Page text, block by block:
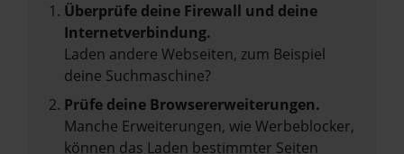
Überprüfe deine Firewall und deine
Internetverbindung.
Laden andere Webseiten, zum Beispiel
deine Suchmaschine?
Prüfe deine Browsererweiterungen.
Manche Erweiterungen, wie Werbeblocker,
können das Laden bestimmter Seiten